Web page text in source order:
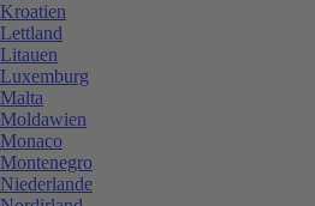
Kroatien
Lettland
Litauen
Luxemburg
Malta
Moldawien
Monaco
Montenegro
Niederlande